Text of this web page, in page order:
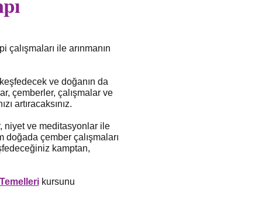
ile arınmanın
ve doğanın da
çemberler, çalışmalar ve
artıracaksınız.
niyet ve meditasyonlar ile
çember çalışmaları
kamptan,
kursunu